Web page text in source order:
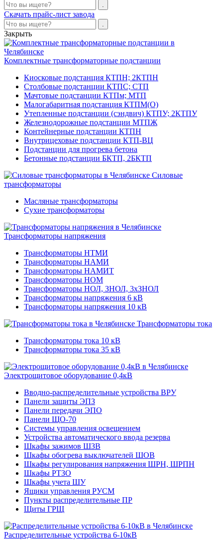
Скачать прайс-лист завода
Закрыть
Комплектные трансформаторные подстанции
Киосковые подстанция КТПН; 2КТПН
Столбовые подстанции КТПС; СТП
Мачтовые подстанции КТПм; МТП
Малогабаритная подстанция КТПМ(О)
Утепленные подстанции (сэндвич) КТПУ; 2КТПУ
Железнодорожные подстанции МТПЖ
Контейнерные подстанции КТПН
Внутрицеховые подстанции КТП-ВЦ
Подстанции для прогрева бетона
Бетонные подстанции БКТП, 2БКТП
Силовые
трансформаторы
Масляные трансформаторы
Сухие трансформаторы
Трансформаторы напряжения
Трансформаторы НТМИ
Трансформаторы НАМИ
Трансформаторы НАМИТ
Трансформаторы НОМ
Трансформаторы НОЛ, ЗНОЛ, 3хЗНОЛ
Трансформаторы напряжения 6 кВ
Трансформаторы напряжения 10 кВ
Трансформаторы тока
Трансформаторы тока 10 кВ
Трансформаторы тока 35 кВ
Электрощитовое оборудование 0,4кВ
Вводно-распределительные устройства ВРУ
Панели защиты ЭПЗ
Панели передачи ЭПО
Панели ЩО-70
Системы управления освещением
Устройства автоматического ввода резерва
Шкафы зажимов ШЗВ
Шкафы обогрева выключателей ШОВ
Шкафы регулирования напряжения ШРН, ШРПН
Шкафы РТЗО
Шкафы учета ШУ
Ящики управления РУСМ
Пункты распределительные ПР
Щиты ГРЩ
Распределительные устройства 6-10кВ